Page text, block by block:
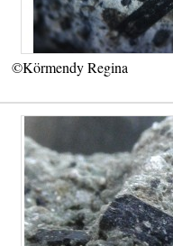
©Körmendy Regina